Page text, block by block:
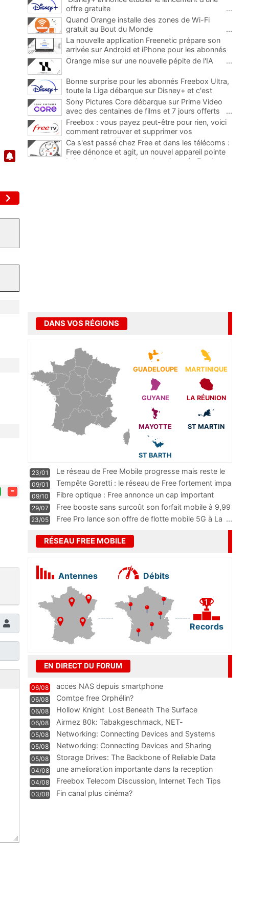
-
offre gratuite
...
Quand Orange installe des zones de Wi-Fi
gratuit au Bout du Monde
...
La nouvelle application Freenetic prépare son
arrivée sur Android et iPhone pour les abonnés
Freebox, testez la
Orange mise sur une nouvelle pépite de l'IA ...
Bonne surprise pour les abonnés Freebox Ultra,
toute la Liga débarque sur Disney+ et c'est
inclus
Sony Pictures Core débarque sur Prime Video
avec des centaines de films et 7 jours offerts
...
Freebox : vous payez peut-être pour rien, voici
comment retrouver et supprimer vos
abonnements TV oubliés
...
Ca s'est passé chez Free et dans les télécoms :
Free dénonce et agit, un nouvel appareil pointe
le bout de son nez chez des abonnés Freebox...
DANS VOS RÉGIONS
GUADELOUPE MARTINIQUE
GUYANE LA RÉUNION
MAYOTTE ST MARTIN
ST BARTH
23/01
Le réseau de Free Mobile progresse mais reste le
m
...
09/01
Tempête Goretti : le réseau de Free fortement impa
09/10
Fibre optique : Free annonce un cap important
pass
...
29/07
Free booste sans surcoût son forfait mobile à 9,99
23/05 Free Pro lance son offre de flotte mobile 5G à La ...
RÉSEAU FREE MOBILE
Antennes Débits
Records
EN DIRECT DU FORUM
06/08 acces NAS depuis smartphone
06/08 Comtpe free Orphélin?
06/08 Hollow Knight  Lost Beneath The Surface
06/08
Airmez 80k: Tabakgeschmack, NET-
Technologie und Leistung im
05/08 Networking: Connecting Devices and Systems
05/08
Networking: Connecting Devices and Sharing
Information
05/08
Storage Drives: The Backbone of Reliable Data
Management
04/08
une amelioration importante dans la reception
WIFI
04/08
Freebox Telecom Discussion, Internet Tech Tips
Communi
03/08 Fin canal plus cinéma?